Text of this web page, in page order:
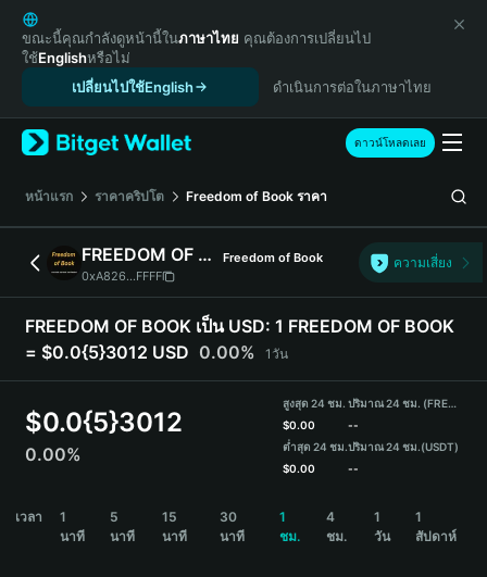
English
日本語
Tiếng Việt
Español (Latinoamérica)
Türkçe
Français
Deutsch
简体中文
繁體中文
Português (Portugal)
Bahasa Indonesia
ภาษาไทย
हिन्दी
Español
Português (Brasil)
ขณะนี้คุณกำลังดูหน้านี้ในภาษาไทย คุณต้องการเปลี่ยนไป
ใช้Englishหรือไม่
เปลี่ยนไปใช้English
ดำเนินการต่อในภาษาไทย
ดาวน์โหลดเลย
หน้าแรก ราคาคริปโต Freedom of Book ราคา
FREEDOM OF BOOK
Freedom of Book
0xA826...FFFF
ความเสี่ยง
FREEDOM OF BOOK เป็น USD: 1 FREEDOM OF BOOK
= $0.0{5}3012 USD 0.00% 1วัน
$0.0{5}3012
0.00%
สูงสุด 24 ชม.
$0.00
ต่ำสุด 24 ชม.
$0.00
ปริมาณ 24 ชม. (FREEDOM OF BOOK)
--
ปริมาณ 24 ชม.(USDT)
--
เวลา
1
นาที
5
นาที
15
นาที
30
นาที
1
ชม.
4
ชม.
1
วัน
1
สัปดาห์